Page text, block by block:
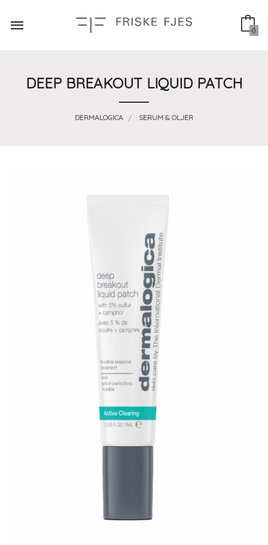
innholdet
0
DEEP BREAKOUT LIQUID PATCH
DERMALOGICA SERUM & OLJER